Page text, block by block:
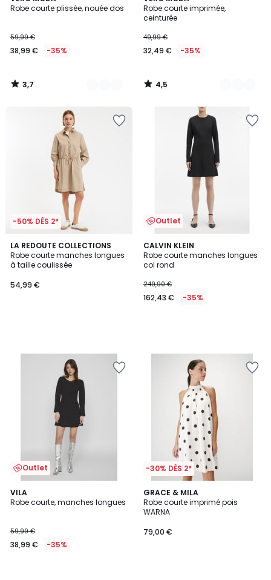
Robe courte plissée, nouée dos
59,99 €
38,99 € -35%
/ 5
Couleurs
3,7
/
Robe courte imprimée,
ceinturée
49,99 €
32,49 € -35%
/ 5
Couleurs
4,5
/
-50% DÈS 2*
LA REDOUTE COLLECTIONS
Robe courte manches longues
à taille coulissée
54,99 €
Outlet
CALVIN KLEIN
Robe courte manches longues
col rond
249,90 €
162,43 € -35%
Outlet
VILA
Robe courte, manches longues
59,99 €
38,99 € -35%
-30% DÈS 2*
GRACE & MILA
Robe courte imprimé pois
WARNA
79,00 €